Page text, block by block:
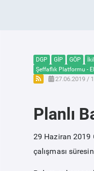
DGP GİP GÖP
Şeffaflık Platformu -
27.06.2019 /
Planlı
29 Haziran 2019
çalışması